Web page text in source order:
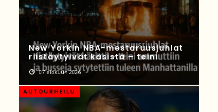
New Yorkin NBA-mestaruusjuhlat
riistäytyivät käsistä – teini
07 elokuun 2026
AUTOURHEILU